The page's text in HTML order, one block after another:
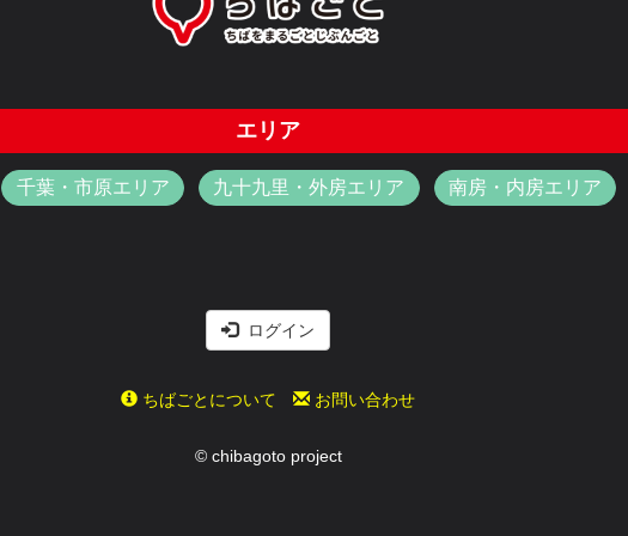
エリア
千葉・市原エリア 九十九里・外房エリア 南房・内房エリア
ログイン
ちばごとについて お問い合わせ
© chibagoto project